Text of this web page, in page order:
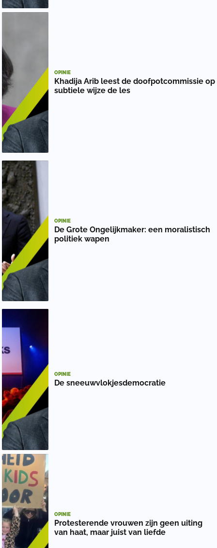
OPINIE
Khadija Arib leest de doofpotcommissie op
subtiele wijze de les
OPINIE
De Grote Ongelijkmaker: een moralistisch
politiek wapen
OPINIE
De sneeuwvlokjesdemocratie
OPINIE
Protesterende vrouwen zijn geen uiting
van haat, maar juist van liefde